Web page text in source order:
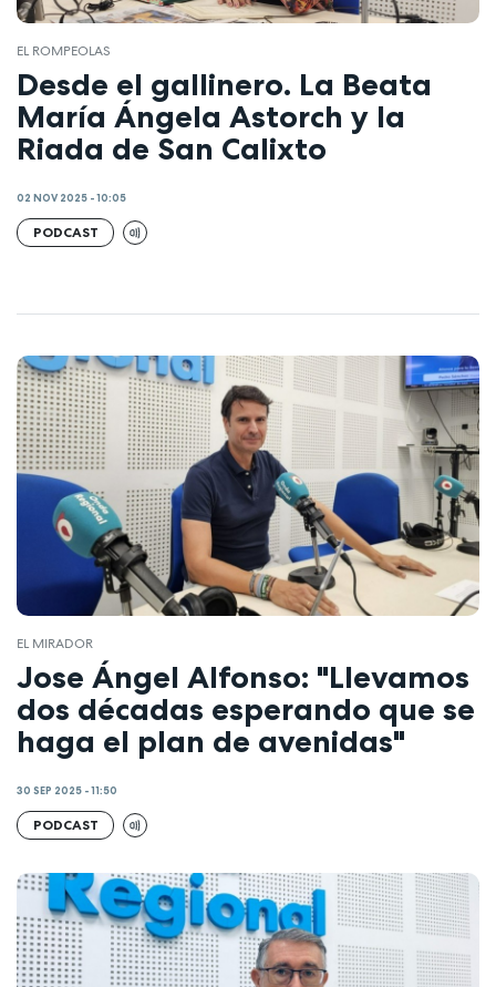
EL ROMPEOLAS
Desde el gallinero. La Beata
María Ángela Astorch y la
Riada de San Calixto
02 NOV 2025 - 10:05
PODCAST
EL MIRADOR
Jose Ángel Alfonso: "Llevamos
dos décadas esperando que se
haga el plan de avenidas"
30 SEP 2025 - 11:50
PODCAST